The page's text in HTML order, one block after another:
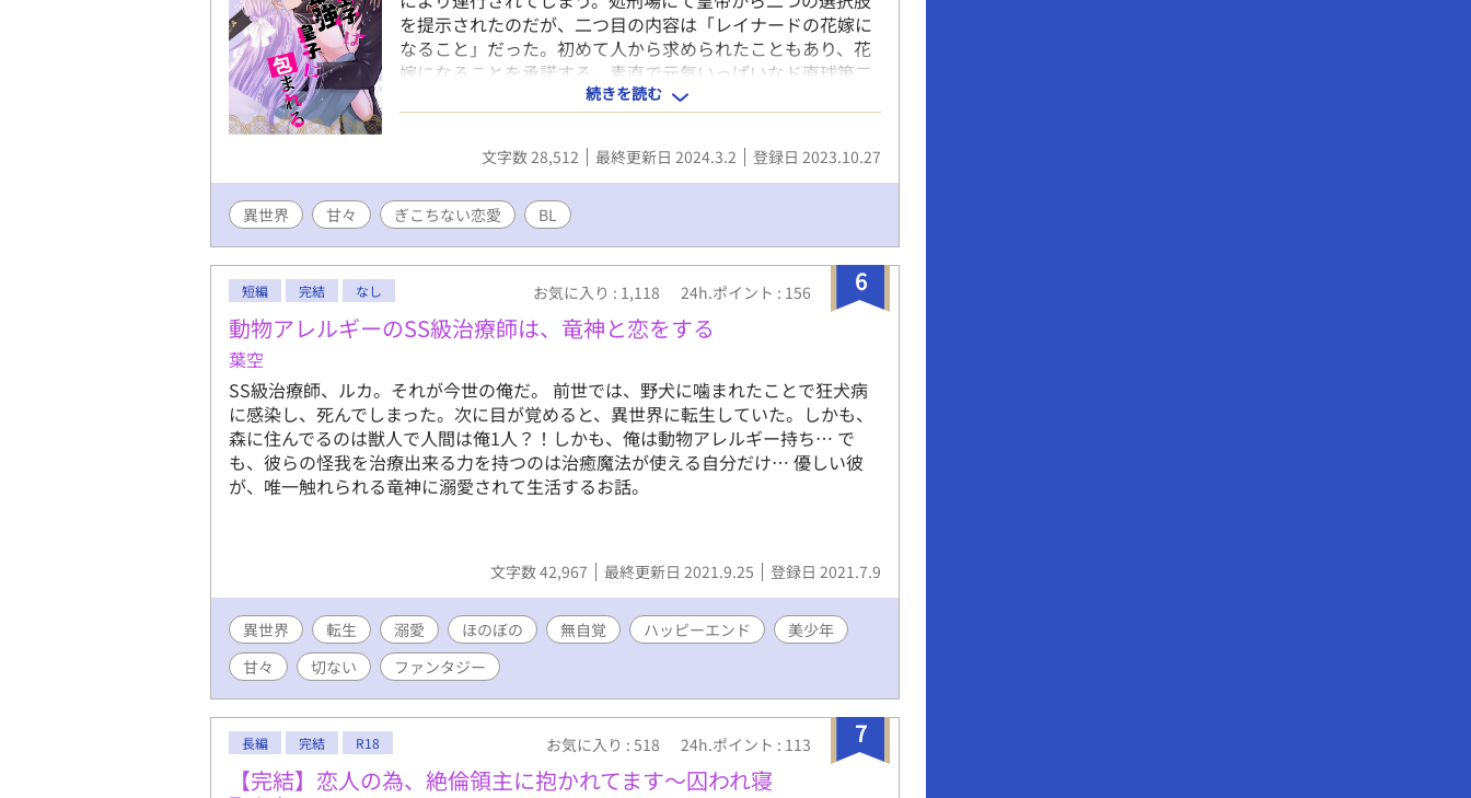
を提示されたのだが、二つ目の内容は「レイナードの花嫁に
なること」だった。初めて人から求められたこともあり、花
嫁になることを承諾する。素直で元気いっぱいなド直球第二
皇子×愛されることに慣れていない治癒魔法使いの第三王子
の恋愛物語。 表紙担当者：白す（しらす）様に描いて頂きま
続きを読む
文字数 28,512 最終更新日 2024.3.2 登録日 2023.10.27
異世界 甘々 ぎこちない恋愛 BL
6
短編 完結 なし お気に入り : 1,118 24h.ポイント : 156
動物アレルギーのSS級治療師は、竜神と恋をする
葉空
SS級治療師、ルカ。それが今世の俺だ。 前世では、野犬に噛まれたことで狂犬病
に感染し、死んでしまった。次に目が覚めると、異世界に転生していた。しかも、
森に住んでるのは獣人で人間は俺1人？！しかも、俺は動物アレルギー持ち… で
も、彼らの怪我を治療出来る力を持つのは治癒魔法が使える自分だけ… 優しい彼
が、唯一触れられる竜神に溺愛されて生活するお話。
文字数 42,967 最終更新日 2021.9.25 登録日 2021.7.9
異世界 転生 溺愛 ほのぼの 無自覚 ハッピーエンド
美少年
甘々
切ない ファンタジー
7
長編 完結 R18 お気に入り : 518 24h.ポイント : 113
【完結】恋人の為、絶倫領主に抱かれてます〜囚われ寝